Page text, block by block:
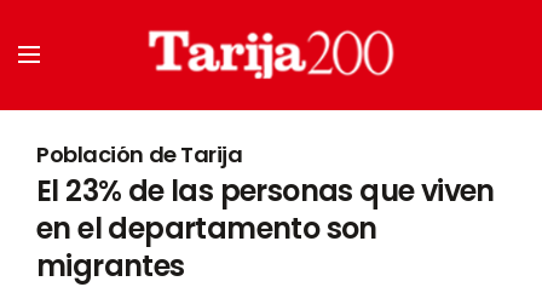
Población de Tarija
El 23% de las personas que viven
en el departamento son
migrantes